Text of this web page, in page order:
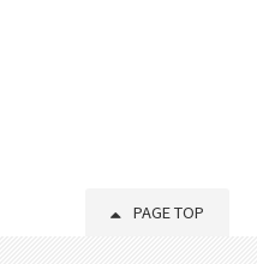
PAGE TOP